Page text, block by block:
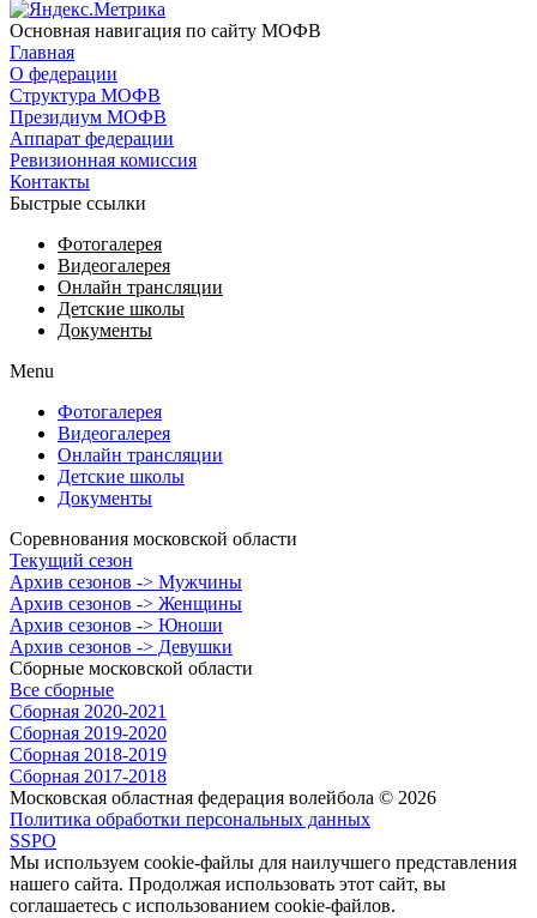
Основная навигация по сайту МОФВ
Главная
О федерации
Структура МОФВ
Президиум МОФВ
Аппарат федерации
Ревизионная комиссия
Контакты
Быстрые ссылки
Фотогалерея
Видеогалерея
Онлайн трансляции
Детские школы
Документы
Menu
Фотогалерея
Видеогалерея
Онлайн трансляции
Детские школы
Документы
Соревнования московской области
Текущий сезон
Архив сезонов -> Мужчины
Архив сезонов -> Женщины
Архив сезонов -> Юноши
Архив сезонов -> Девушки
Сборные московской области
Все сборные
Сборная 2020-2021
Сборная 2019-2020
Сборная 2018-2019
Сборная 2017-2018
Московская областная федерация волейбола © 2026
Политика обработки персональных данных
SSPO
Мы используем cookie-файлы для наилучшего представления
нашего сайта. Продолжая использовать этот сайт, вы
соглашаетесь с использованием cookie-файлов.